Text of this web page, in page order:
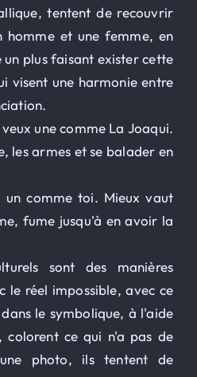
tentent de recouvrir
homme et une femme, en
plus faisant exister cette
visent une harmonie entre
une comme La Joaqui.
les armes et se balader en
un comme toi. Mieux vaut
fume jusqu'à en avoir la
sont des manières
le réel impossible, avec ce
le symbolique, à l'aide
colorent ce qui n'a pas de
photo, ils tentent de